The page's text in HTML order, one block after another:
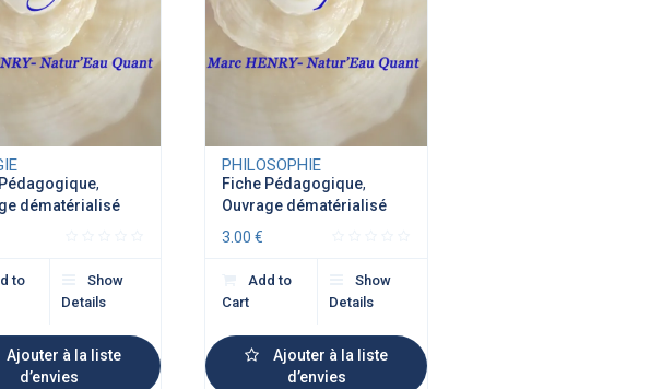
,
dématérialisé
to
Show
Details
Ajouter à la liste
d’envies
PHILOSOPHIE
Fiche Pédagogique,
Ouvrage dématérialisé
3.00 €
Add to
Cart
Show
Details
Ajouter à la liste
d’envies